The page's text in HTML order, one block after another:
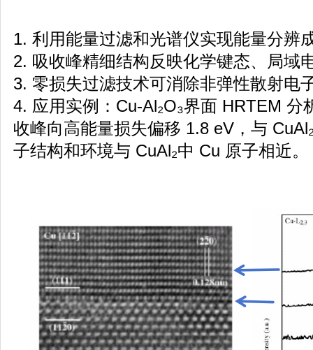
1. 利用能量过滤和光谱仪实现能量分辨
2. 吸收峰精细结构反映化学键态、局域
3. 零损失过滤技术可消除非弹性散射电
4. 应用实例：Cu-Al₂O₃界面 HRTEM 分
收峰向高能量损失偏移 1.8 eV，与
子结构和环境与 CuAl₂中 Cu 原子相近。